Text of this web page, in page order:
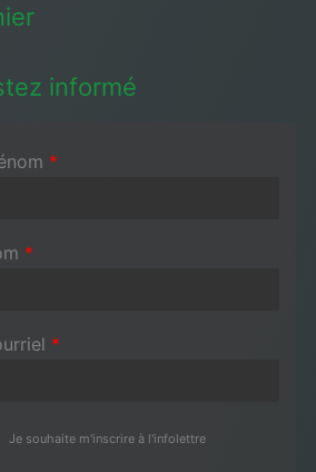
informé
*
*
*
Je souhaite m'inscrire à l'infolettre